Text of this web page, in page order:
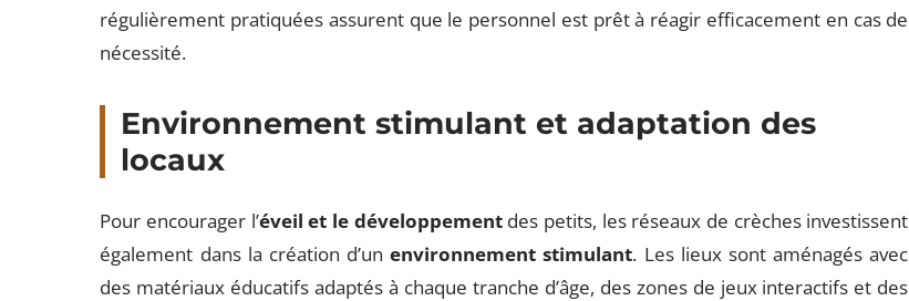
régulièrement pratiquées assurent que le personnel est prêt à réagir efficacement en cas de
nécessité.
Environnement stimulant et adaptation des
locaux
Pour encourager l’éveil et le développementdes petits, les réseaux de crèches investissent
également dans la création d’unenvironnement stimulant. Les lieux sont aménagés avec
des matériaux éducatifs adaptés à chaque tranche d’âge, des zones de jeux interactifs et des